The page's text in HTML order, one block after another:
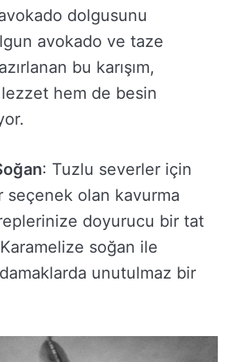
dolgusunu
avokado ve taze
bu karışım,
hem de besin
: Tuzlu severler için
seçenek olan kavurma
doyurucu bir tat
soğan ile
unutulmaz bir